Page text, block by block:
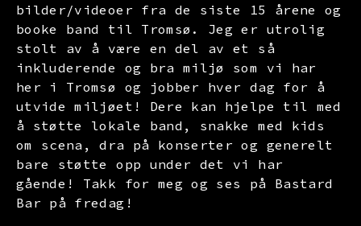
bilder/videoer fra de siste 15 årene og
booke band til Tromsø. Jeg er utrolig
stolt av å være en del av et så
inkluderende og bra miljø som vi har
her i Tromsø og jobber hver dag for å
utvide miljøet! Dere kan hjelpe til med
å støtte lokale band, snakke med kids
om scena, dra på konserter og generelt
bare støtte opp under det vi har
gående! Takk for meg og ses på Bastard
Bar på fredag!